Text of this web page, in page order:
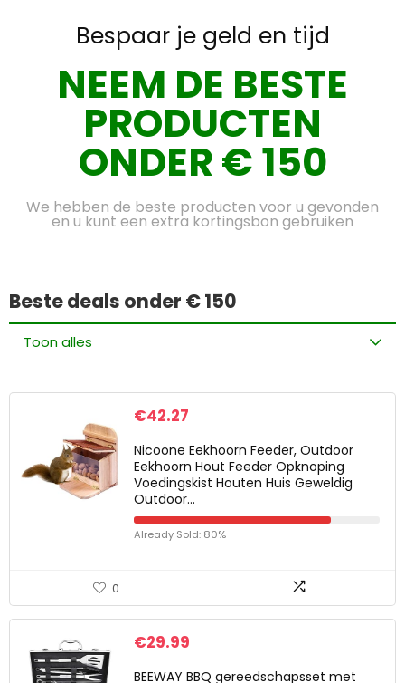
Bespaar je geld en tijd
NEEM DE BESTE
PRODUCTEN
ONDER € 150
We hebben de beste producten voor u gevonden
en u kunt een extra kortingsbon gebruiken
Beste deals onder € 150
Toon alles
€42.27
Nicoone Eekhoorn Feeder, Outdoor
Eekhoorn Hout Feeder Opknoping
Voedingskist Houten Huis Geweldig
Outdoor…
Already Sold: 80%
0
€29.99
BEEWAY BBQ gereedschapsset met